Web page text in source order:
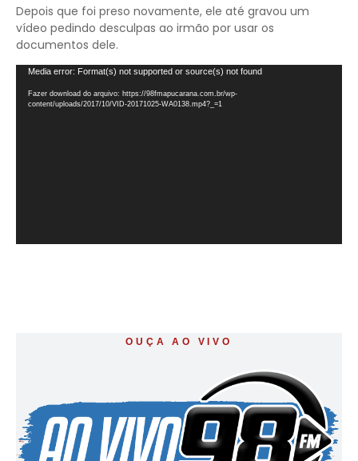
Depois que foi preso novamente, ele até gravou um
vídeo pedindo desculpas ao irmão por usar os
documentos dele.
Tocador
de
vídeo
Media error: Format(s) not supported or source(s) not found
Fazer download do arquivo: https://98fmapucarana.com.br/wp-
content/uploads/2017/10/VID-20171025-WA0138.mp4?_=1
OUÇA AO VIVO